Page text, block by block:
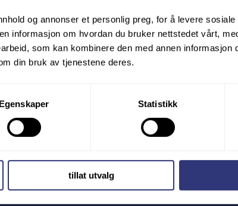
og annonser et personlig preg, for å levere
informasjon om hvordan du bruker nettstedet vårt,
som kan kombinere den med annen informasjon
din bruk av tjenestene deres.
Egenskaper Statistikk
tillat utvalg
Anvendelse og vedlikehold av
Vurdering av stammer
Symbolforklaring
Kontakt